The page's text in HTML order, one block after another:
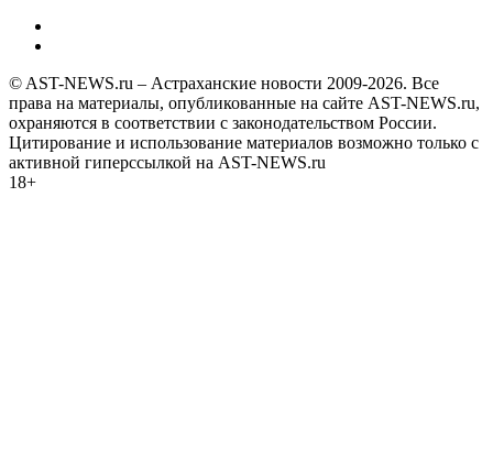
© AST-NEWS.ru – Астраханские новости 2009-2026. Все
права на материалы, опубликованные на сайте AST-NEWS.ru,
охраняются в соответствии с законодательством России.
Цитирование и использование материалов возможно только с
активной гиперссылкой на AST-NEWS.ru
18+